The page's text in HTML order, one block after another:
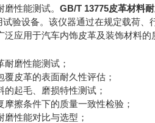
性能测试。 GB/T 13775皮革材料
试验设备。该仪器通过在规定载荷
泛应用于汽车内饰皮革及装饰材料的
磨性能测试；
皮革的表面耐久性评估；
起毛、磨损特性测试；
擦条件下的质量一致性检验；
性能对比与选型；